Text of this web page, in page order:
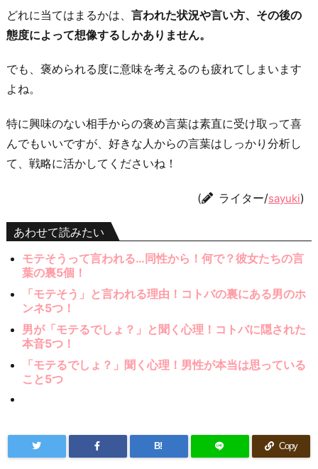
どれに当てはまるかは、 言われた状況や言い方、その後の
態度によって想像するしかありません。
でも、褒められる度に意味を考えるのも疲れてしまいます
よね。
特に興味のない相手からの褒め言葉は素直に受け取って喜
んでもいいですが、好きな人からの言葉はしっかり分析し
て、戦略に活かしてくださいね！
( ライター/sayuki)
あわせて読みたい
モテそうって言われる…同性から！何で？彼女たちの言
葉の裏5個！
「モテそう」と言われる理由！コトバの裏にある男のホ
ンネ5つ！
男が「モテるでしょ？」と聞く心理！コトバに隠された
本音5つ！
「モテるでしょ？」聞く心理！男性が本当は思っている
こと5つ
B! Copy